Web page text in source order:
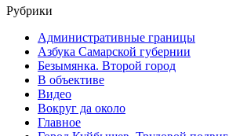
Рубрики
Административные границы
Азбука Самарской губернии
Безымянка. Второй город
В объективе
Видео
Вокруг да около
Главное